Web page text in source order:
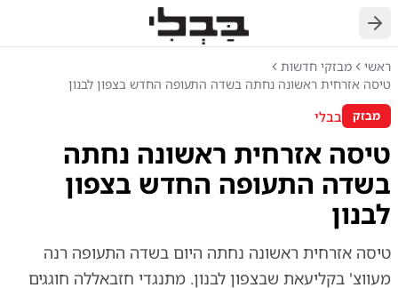
חזרה
ראשי
מבזקי חדשות
טיסה אזרחית ראשונה נחתה בשדה התעופה החדש בצפון לבנון
מבזק בבלי
טיסה אזרחית ראשונה נחתה
בשדה התעופה החדש בצפון
לבנון
טיסה אזרחית ראשונה נחתה היום בשדה התעופה רנה
מעווצ' בקליעאת שבצפון לבנון. מתנגדי חזבאללה חוגגים